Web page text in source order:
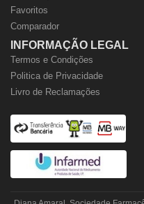
Favoritos
Comparador
INFORMAÇÃO LEGAL
Termos e Condições
Politica de Privacidade
Livro de Reclamações